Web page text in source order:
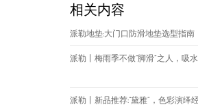
相关内容
派勒地垫:大门口防滑地垫选型指南
派勒丨梅雨季不做“脚滑”之人，吸
派勒丨新品推荐:“黛雅”，色彩演绎